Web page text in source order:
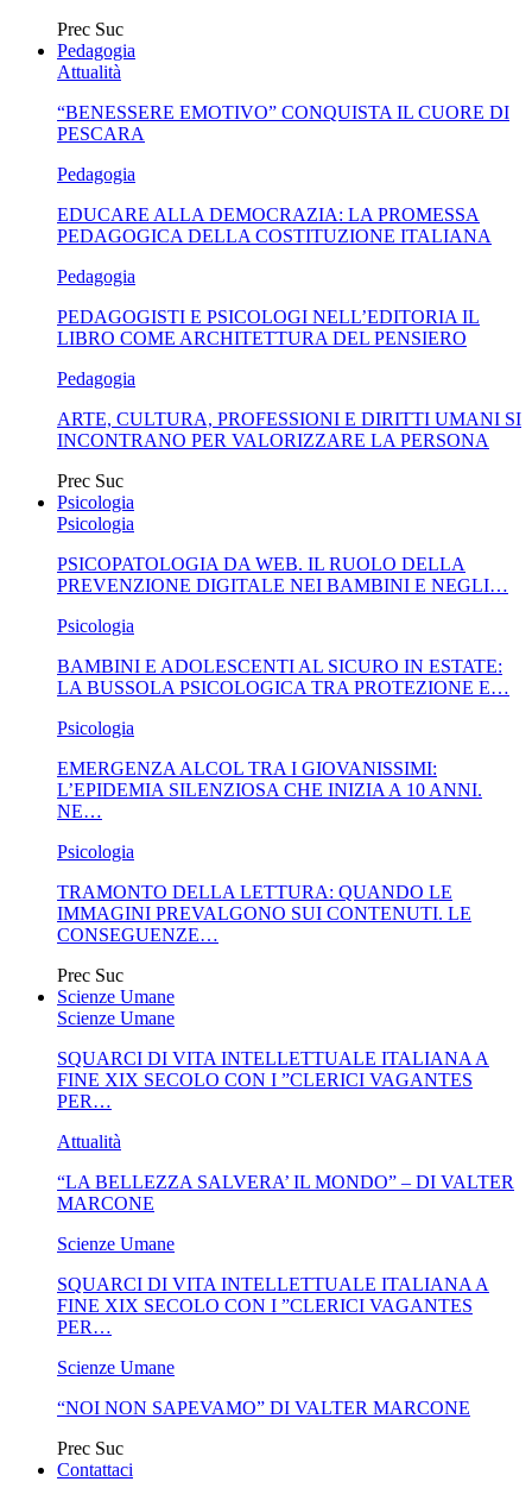
Prec Suc
Pedagogia
Attualità
“BENESSERE EMOTIVO” CONQUISTA IL CUORE DI
PESCARA
Pedagogia
EDUCARE ALLA DEMOCRAZIA: LA PROMESSA
PEDAGOGICA DELLA COSTITUZIONE ITALIANA
Pedagogia
PEDAGOGISTI E PSICOLOGI NELL’EDITORIA IL
LIBRO COME ARCHITETTURA DEL PENSIERO
Pedagogia
ARTE, CULTURA, PROFESSIONI E DIRITTI UMANI SI
INCONTRANO PER VALORIZZARE LA PERSONA
Prec Suc
Psicologia
Psicologia
PSICOPATOLOGIA DA WEB. IL RUOLO DELLA
PREVENZIONE DIGITALE NEI BAMBINI E NEGLI…
Psicologia
BAMBINI E ADOLESCENTI AL SICURO IN ESTATE:
LA BUSSOLA PSICOLOGICA TRA PROTEZIONE E…
Psicologia
EMERGENZA ALCOL TRA I GIOVANISSIMI:
L’EPIDEMIA SILENZIOSA CHE INIZIA A 10 ANNI.
NE…
Psicologia
TRAMONTO DELLA LETTURA: QUANDO LE
IMMAGINI PREVALGONO SUI CONTENUTI. LE
CONSEGUENZE…
Prec Suc
Scienze Umane
Scienze Umane
SQUARCI DI VITA INTELLETTUALE ITALIANA A
FINE XIX SECOLO CON I ”CLERICI VAGANTES
PER…
Attualità
“LA BELLEZZA SALVERA’ IL MONDO” – DI VALTER
MARCONE
Scienze Umane
SQUARCI DI VITA INTELLETTUALE ITALIANA A
FINE XIX SECOLO CON I ”CLERICI VAGANTES
PER…
Scienze Umane
“NOI NON SAPEVAMO” DI VALTER MARCONE
Prec Suc
Contattaci